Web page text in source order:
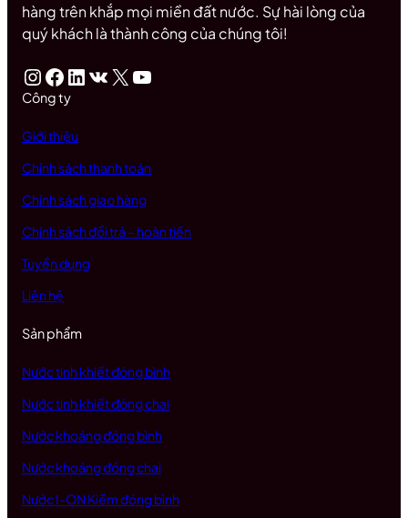
hàng trên khắp mọi miền đất nước. Sự hài lòng của
quý khách là thành công của chúng tôi!
InstagramFacebook LinkedIn VK X Youtube
Công ty
Giới thiệu
Chính sách thanh toán
Chính sách giao hàng
Chính sách đổi trả – hoàn tiền
Tuyển dụng
Liên hệ
Sản phẩm
Nước tinh khiết đóng bình
Nước tinh khiết đóng chai
Nước khoáng đóng bình
Nước khoáng đóng chai
Nước I-ON Kiềm đóng bình